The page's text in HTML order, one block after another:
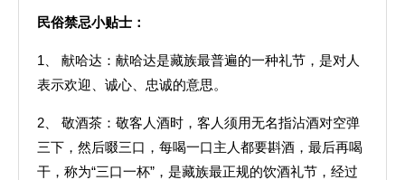
民俗禁忌小贴士：
1、 献哈达：献哈达是藏族最普遍的一种礼节，是对人
表示欢迎、诚心、忠诚的意思。
2、 敬酒茶：敬客人酒时，客人须用无名指沾酒对空弹
三下，然后啜三口，每喝一口主人都要斟酒，最后再喝
干，称为“三口一杯”，是藏族最正规的饮酒礼节，经过